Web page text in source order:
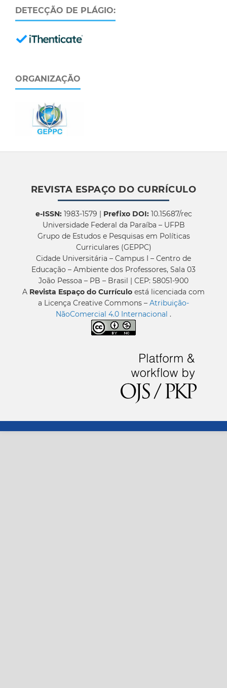
DETECÇÃO DE PLÁGIO:
ORGANIZAÇÃO
REVISTA ESPAÇO DO CURRÍCULO
e-ISSN:1983-1579 | Prefixo DOI:10.15687/rec
Universidade Federal da Paraíba – UFPB
Grupo de Estudos e Pesquisas em Políticas
Curriculares (GEPPC)
Cidade Universitária – Campus I – Centro de
Educação – Ambiente dos Professores, Sala 03
João Pessoa – PB – Brasil | CEP: 58051-900
A Revista Espaço do Currículo está licenciada com
a Licença Creative Commons – Atribuição-
NãoComercial 4.0 Internacional .